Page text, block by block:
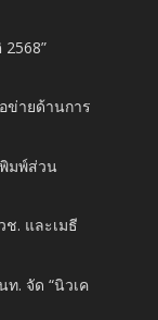
ข่ายด้านการ
มพ์ส่วน
ช. และเมธี
. จัด “นิวเค